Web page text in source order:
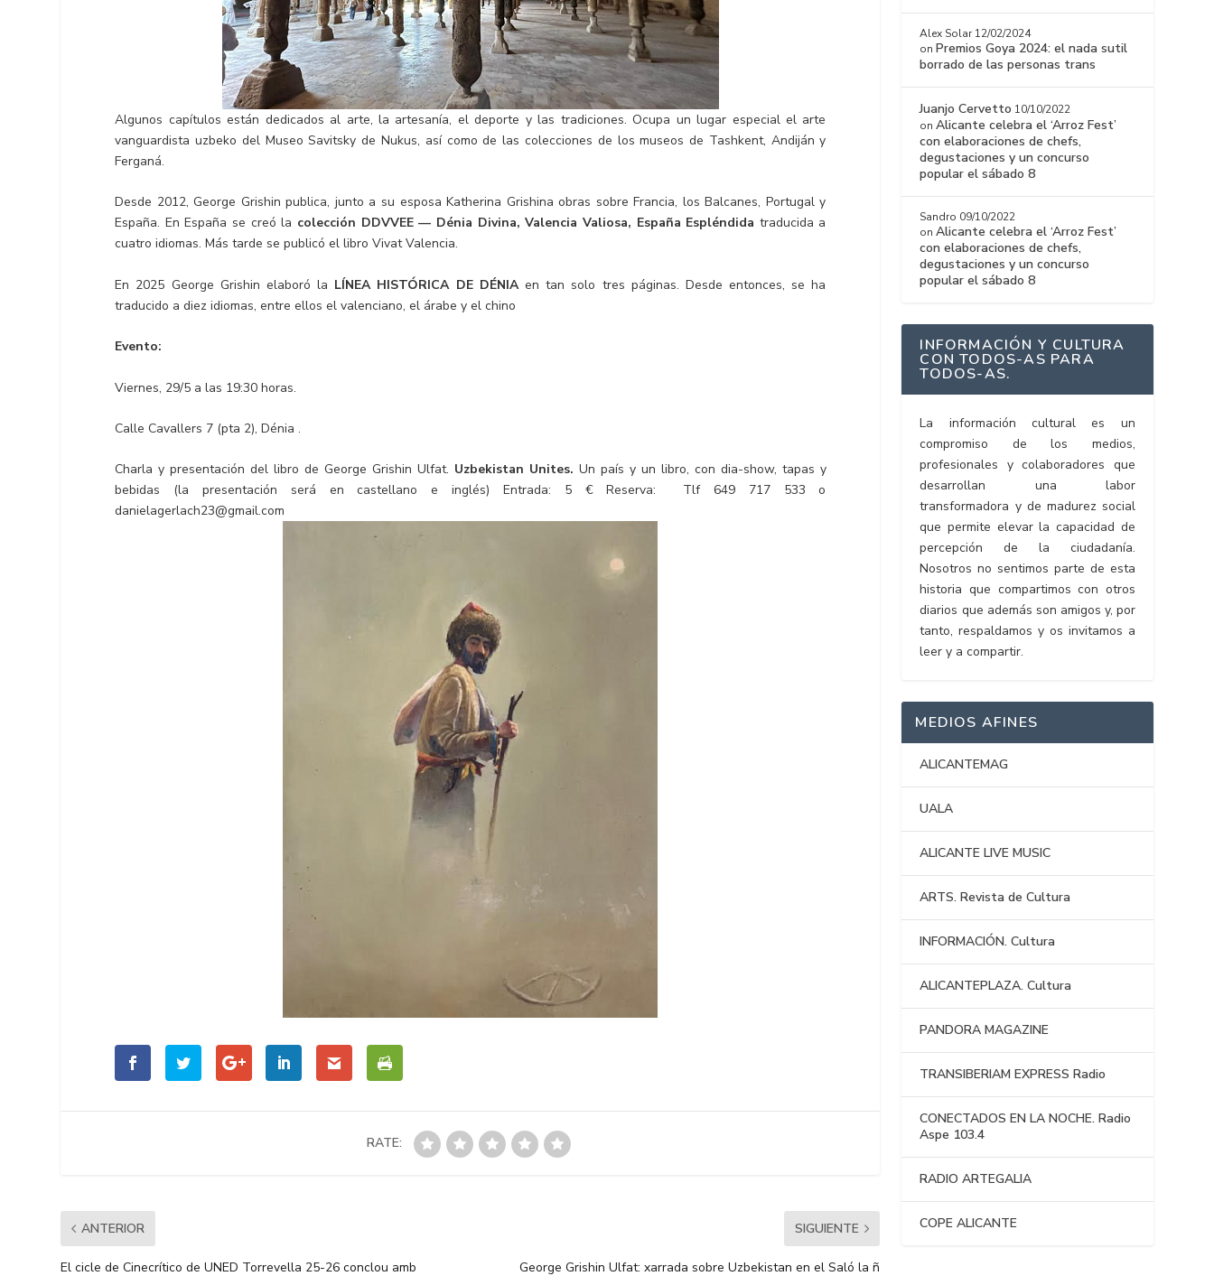
Algunos capítulos están dedicados al arte, la artesanía, el deporte y las tradiciones. Ocupa un lugar especial el arte
vanguardista uzbeko del Museo Savitsky de Nukus, así como de las colecciones de los museos de Tashkent, Andiján y
Ferganá.
Desde 2012, George Grishin publica, junto a su esposa Katherina Grishina obras sobre Francia, los Balcanes, Portugal y
España. En España se creó la colección DDVVEE — Dénia Divina, Valencia Valiosa, España Espléndida traducida a
cuatro idiomas. Más tarde se publicó el libro Vivat Valencia.
En 2025 George Grishin elaboró la LÍNEA HISTÓRICA DE DÉNIAen tan solo tres páginas. Desde entonces, se ha
traducido a diez idiomas, entre ellos el valenciano, el árabe y el chino
Evento:
Viernes, 29/5 a las 19:30 horas.
Calle Cavallers 7 (pta 2), Dénia .
Charla y presentación del libro de George Grishin Ulfat. Uzbekistan Unites. Un país y un libro, con dia-show, tapas y
bebidas (la presentación será en castellano e inglés) Entrada: 5 € Reserva: Tlf 649 717 533 o
danielagerlach23@gmail.com
RATE:
ANTERIOR
El cicle de Cinecrítico de UNED Torrevella 25-26 conclou amb
SIGUIENTE
George Grishin Ulfat: xarrada sobre Uzbekistan en el Saló la ñ
Alex Solar 12/02/2024
on Premios Goya 2024: el nada sutil
borrado de las personas trans
Juanjo Cervetto 10/10/2022
onAlicante celebra el ‘Arroz Fest’
con elaboraciones de chefs,
degustaciones y un concurso
popular el sábado 8
Sandro 09/10/2022
onAlicante celebra el ‘Arroz Fest’
con elaboraciones de chefs,
degustaciones y un concurso
popular el sábado 8
INFORMACIÓN Y CULTURA
CON TODOS-AS PARA
TODOS-AS.
La información cultural es un
compromiso de los medios,
profesionales y colaboradores que
desarrollan una labor
transformadora y de madurez social
que permite elevar la capacidad de
percepción de la ciudadanía.
Nosotros no sentimos parte de esta
historia que compartimos con otros
diarios que además son amigos y, por
tanto, respaldamos y os invitamos a
leer y a compartir.
MEDIOS AFINES
ALICANTEMAG
UALA
ALICANTE LIVE MUSIC
ARTS. Revista de Cultura
INFORMACIÓN. Cultura
ALICANTEPLAZA. Cultura
PANDORA MAGAZINE
TRANSIBERIAM EXPRESS Radio
CONECTADOS EN LA NOCHE. Radio
Aspe 103.4
RADIO ARTEGALIA
COPE ALICANTE